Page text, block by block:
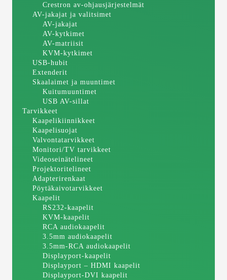
Crestron av-ohjausjärjestelmät
AV-jakajat ja valitsimet
AV-jakajat
AV-kytkimet
AV-matriisit
KVM-kytkimet
USB-hubit
Extenderit
Skaalaimet ja muuntimet
Kuitumuuntimet
USB AV-sillat
Tarvikkeet
Kaapelikiinnikkeet
Kaapelisuojat
Valvontatarvikkeet
Monitori/TV tarvikkeet
Videoseinätelineet
Projektoritelineet
Adapterirenkaat
Pöytäkaivotarvikkeet
Kaapelit
RS232-kaapelit
KVM-kaapelit
RCA audiokaapelit
3.5mm audiokaapelit
3.5mm-RCA audiokaapelit
Displayport-kaapelit
Displayport – HDMI kaapelit
Displayport-DVI kaapelit